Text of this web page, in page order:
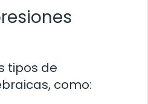
tipos de
como: